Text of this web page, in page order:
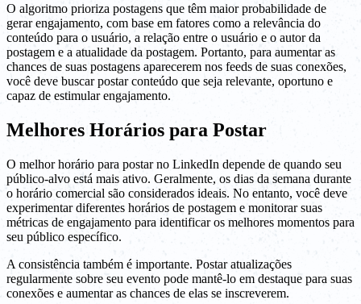
O algoritmo prioriza postagens que têm maior probabilidade de
gerar engajamento, com base em fatores como a relevância do
conteúdo para o usuário, a relação entre o usuário e o autor da
postagem e a atualidade da postagem. Portanto, para aumentar as
chances de suas postagens aparecerem nos feeds de suas conexões,
você deve buscar postar conteúdo que seja relevante, oportuno e
capaz de estimular engajamento.
Melhores Horários para Postar
O melhor horário para postar no LinkedIn depende de quando seu
público-alvo está mais ativo. Geralmente, os dias da semana durante
o horário comercial são considerados ideais. No entanto, você deve
experimentar diferentes horários de postagem e monitorar suas
métricas de engajamento para identificar os melhores momentos para
seu público específico.
A consistência também é importante. Postar atualizações
regularmente sobre seu evento pode mantê-lo em destaque para suas
conexões e aumentar as chances de elas se inscreverem.